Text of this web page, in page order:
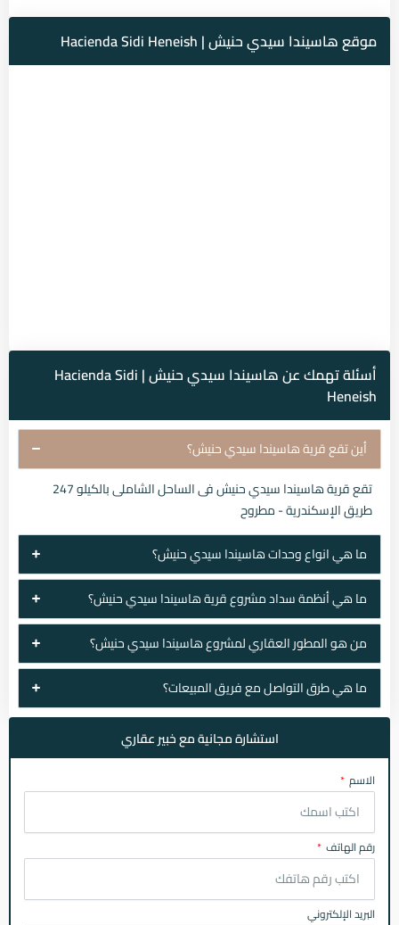
موقع هاسيندا سيدي حنيش | Hacienda Sidi Heneish
أسئلة تهمك عن هاسيندا سيدي حنيش | Hacienda Sidi
Heneish
أين تقع قرية هاسيندا سيدي حنيش؟
تقع قرية هاسيندا سيدي حنيش فى الساحل الشاملى بالكيلو 247
طريق الإسكندرية - مطروح
ما هي انواع وحدات هاسيندا سيدي حنيش؟
ما هي أنظمة سداد مشروع قرية هاسيندا سيدي حنيش؟
من هو المطور العقاري لمشروع هاسيندا سيدي حنيش؟
ما هي طرق التواصل مع فريق المبيعات؟
استشارة مجانية مع خبير عقاري
الاسم
رقم الهاتف
البريد الإلكتروني